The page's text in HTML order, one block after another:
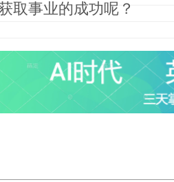
取事业的成功呢？